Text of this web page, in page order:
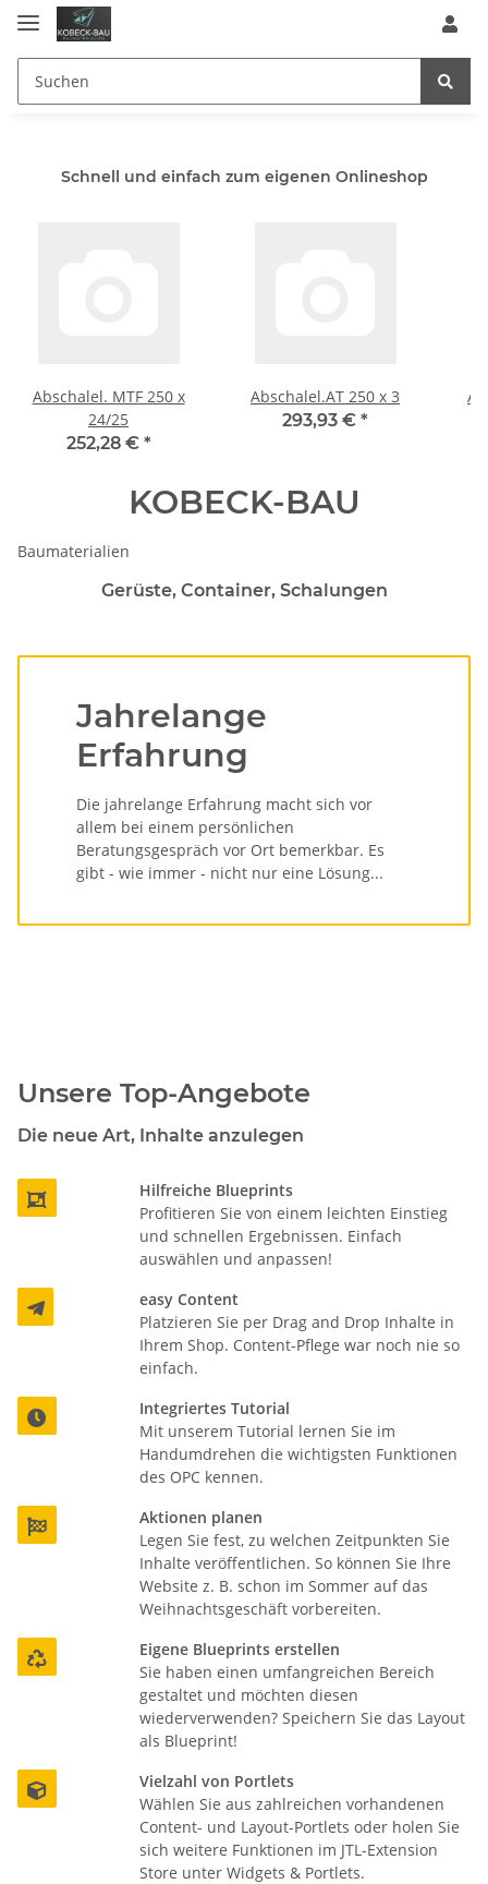
Schnell und einfach zum eigenen Onlineshop
Abschalel. MTF 250 x
24/25
252,28 € *
Abschalel.AT 250 x 3
293,93 € *
KOBECK-BAU
Baumaterialien
Gerüste, Container, Schalungen
Jahrelange
Erfahrung
Die jahrelange Erfahrung macht sich vor
allem bei einem persönlichen
Beratungsgespräch vor Ort bemerkbar. Es
gibt - wie immer - nicht nur eine Lösung...
Unsere Top-Angebote
Die neue Art, Inhalte anzulegen

Hilfreiche Blueprints
Profitieren Sie von einem leichten Einstieg
und schnellen Ergebnissen. Einfach
auswählen und anpassen!

easy Content
Platzieren Sie per Drag and Drop Inhalte in
Ihrem Shop. Content-Pflege war noch nie so
einfach.

Integriertes Tutorial
Mit unserem Tutorial lernen Sie im
Handumdrehen die wichtigsten Funktionen
des OPC kennen.

Aktionen planen
Legen Sie fest, zu welchen Zeitpunkten Sie
Inhalte veröffentlichen. So können Sie Ihre
Website z. B. schon im Sommer auf das
Weihnachtsgeschäft vorbereiten.

Eigene Blueprints erstellen
Sie haben einen umfangreichen Bereich
gestaltet und möchten diesen
wiederverwenden? Speichern Sie das Layout
als Blueprint!

Vielzahl von Portlets
Wählen Sie aus zahlreichen vorhandenen
Content- und Layout-Portlets oder holen Sie
sich weitere Funktionen im JTL-Extension
Store unter Widgets & Portlets.